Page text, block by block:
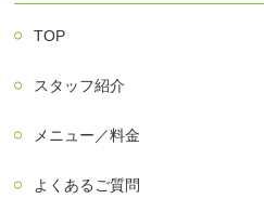
TOP
スタッフ紹介
メニュー／料金
よくあるご質問